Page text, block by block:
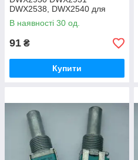
DWX2538, DWX2540 для
Pioneer djm700, djm750,
djm800, djm850
В наявності 30 од.
91 ₴
Купити